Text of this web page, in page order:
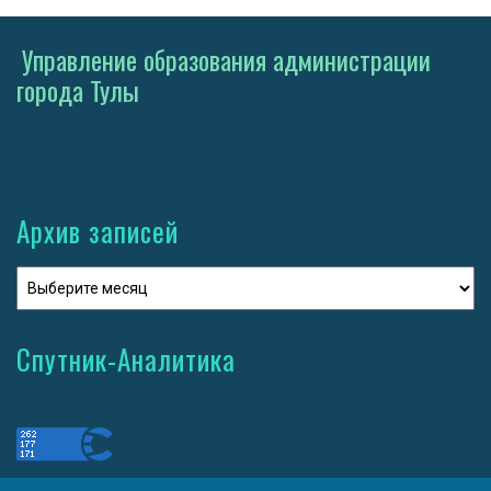
Управление образования администрации
города Тулы
Архив записей
Спутник-Аналитика